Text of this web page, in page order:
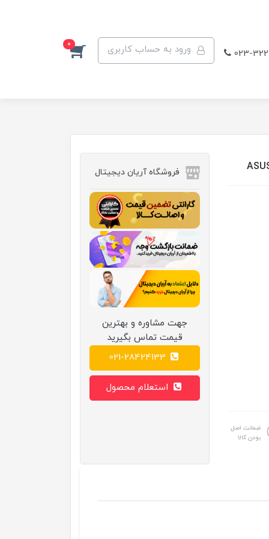
023- ورود به حساب کاربری 0
ضمانت اصل
بودن کالا
فروشگاه آریان دیجیتال
جهت مشاوره و بهترین
قیمت تماس بگیرید